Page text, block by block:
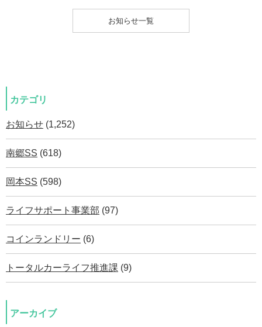
お知らせ一覧
カテゴリ
お知らせ (1,252)
南郷SS (618)
岡本SS (598)
ライフサポート事業部 (97)
コインランドリー (6)
トータルカーライフ推進課 (9)
アーカイブ